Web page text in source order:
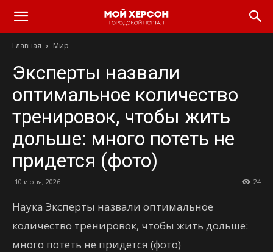
Главная Мир
Эксперты назвали
оптимальное количество
тренировок, чтобы жить
дольше: много потеть не
придется (фото)
10 июня, 2026 24
Наука Эксперты назвали оптимальное
количество тренировок, чтобы жить дольше:
много потеть не придется (фото)